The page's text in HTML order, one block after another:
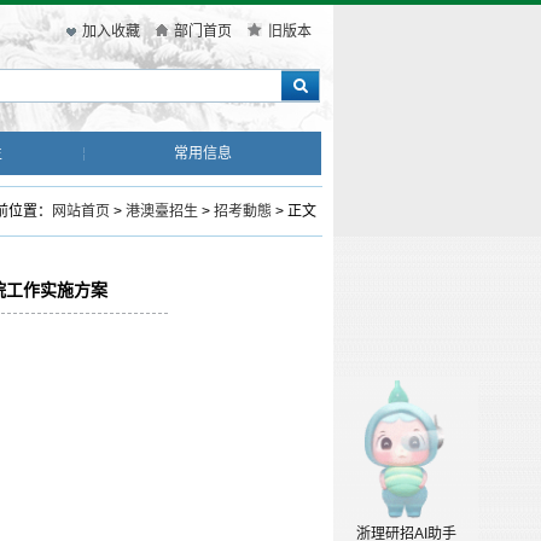
浙理研招AI助手
加入收藏 部门首页 旧版本
常用信息
位置： 网站首页 > 港澳臺招生 > 招考動態 > 正文
工作实施方案